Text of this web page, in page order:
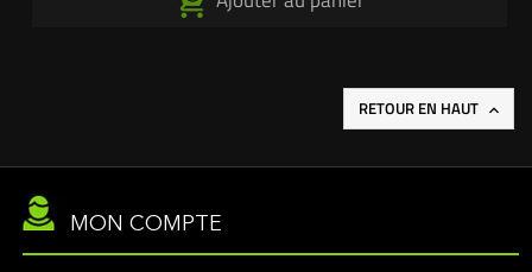
RETOUR EN HAUT 
MON COMPTE